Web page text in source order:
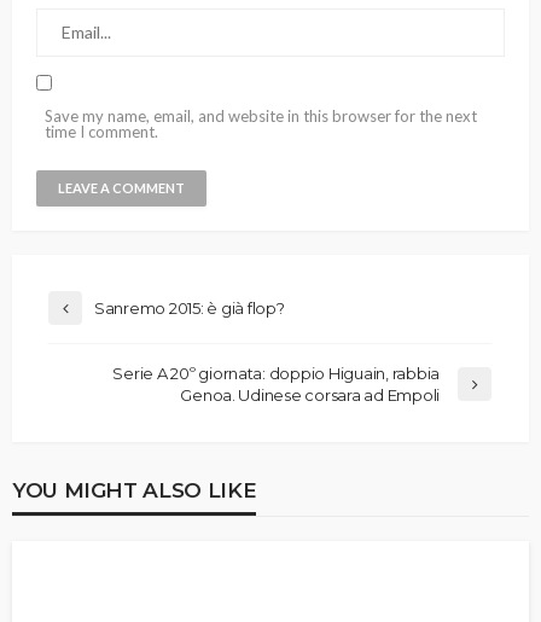
Save my name, email, and website in this browser for the next
time I comment.
Sanremo 2015: è già flop?
Serie A 20º giornata: doppio Higuain, rabbia
Genoa. Udinese corsara ad Empoli
YOU MIGHT ALSO LIKE